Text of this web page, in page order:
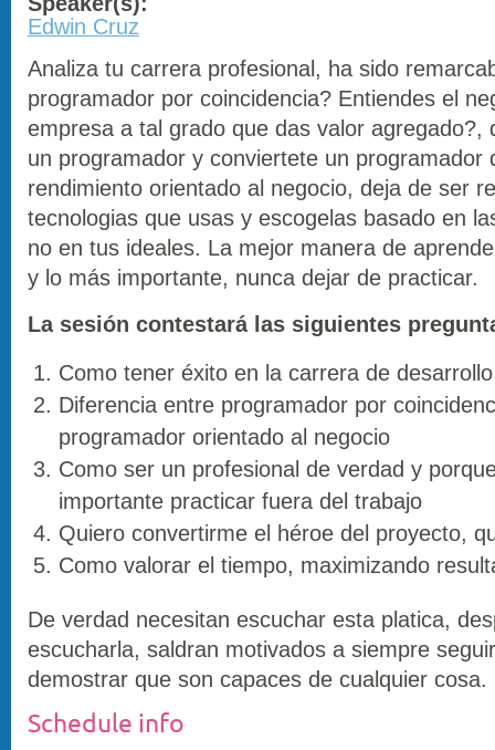
Edwin Cruz
Analiza tu carrera profesional, ha sido
programador por coincidencia? Entiendes el
empresa a tal grado que das valor agregado?,
un programador y conviertete un programador
rendimiento orientado al negocio, deja de ser
tecnologias que usas y escogelas basado en
no en tus ideales. La mejor manera de
y lo más importante, nunca dejar de practicar.
La sesión contestará las siguientes
Como tener éxito en la carrera de
Diferencia entre programador por
programador orientado al negocio
Como ser un profesional de verdad y
importante practicar fuera del trabajo
Quiero convertirme el héroe del proyecto,
Como valorar el tiempo, maximizando
De verdad necesitan escuchar esta platica,
escucharla, saldran motivados a siempre
demostrar que son capaces de cualquier cosa.
Schedule info